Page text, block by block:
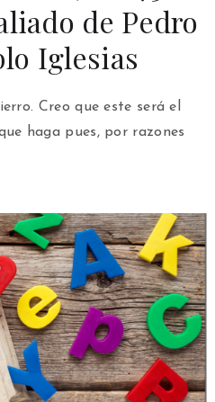
de Pedro
Iglesias
Creo que este será el
haga pues, por razones